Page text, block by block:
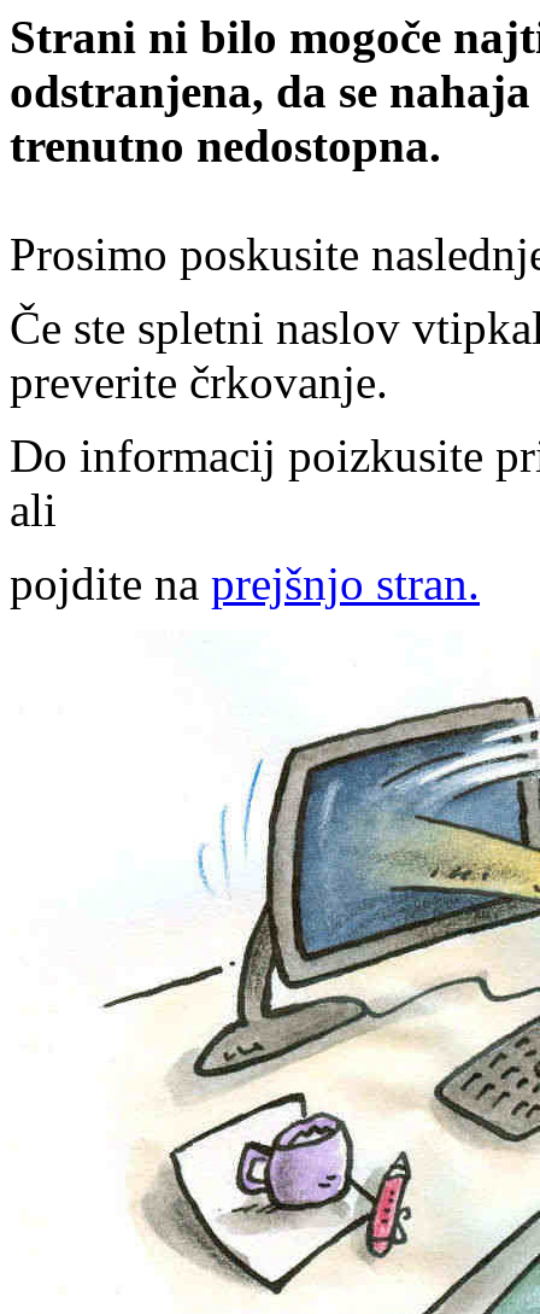
Strani ni bilo mogoče
odstranjena, da se
trenutno nedostopna.
Prosimo poskusite
Če ste spletni naslov
preverite črkovanje.
Do informacij poizkusite
ali
pojdite na prejšnjo stran.